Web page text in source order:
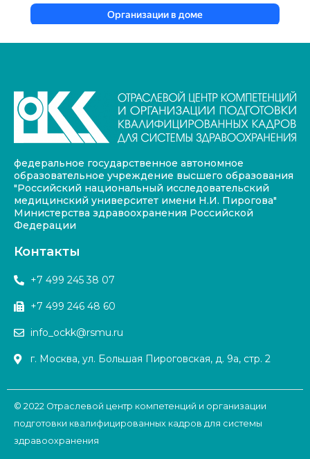
федеральное государственное автономное
образовательное учреждение высшего образования
"Российский национальный исследовательский
медицинский университет имени Н.И. Пирогова"
Министерства здравоохранения Российской
Федерации
Контакты
+7 499 245 38 07
+7 499 246 48 60
info_ockk@rsmu.ru
г. Москва, ул. Большая Пироговская, д. 9а, стр. 2
© 2022 Отраслевой центр компетенций и организации
подготовки квалифицированных кадров для системы
здравоохранения